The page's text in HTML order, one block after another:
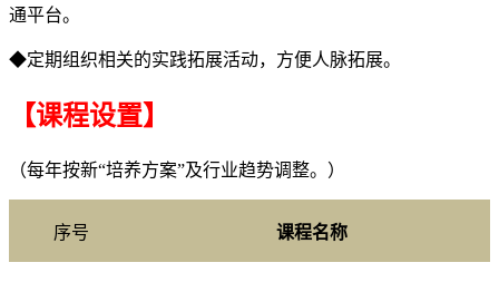
通平台。
◆定期组织相关的实践拓展活动，方便人脉拓展。
【课程设置】
（每年按新“培养方案”及行业趋势调整。）
序号 课程名称